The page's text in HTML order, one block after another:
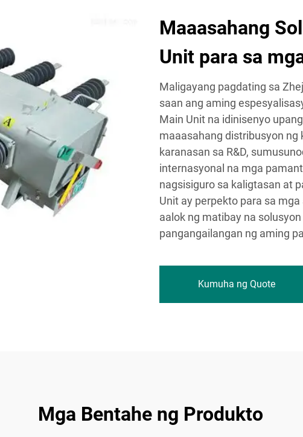
Maaasahang
Unit para sa
Maligayang pagdating sa
saan ang aming
Main Unit na idinisenyo
maaasahang distribusyon ng
karanasan sa R&D,
internasyonal na mga
nagsisiguro sa kaligtasan at
Unit ay perpekto para sa
aalok ng matibay na
pangangailangan ng aming
Kumuha ng Quote
Mga Bentahe ng Produkto